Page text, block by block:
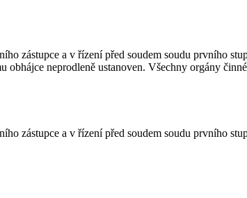
zástupce a v řízení před soudem soudu prvního
obhájce neprodleně ustanoven. Všechny orgány
zástupce a v řízení před soudem soudu prvního